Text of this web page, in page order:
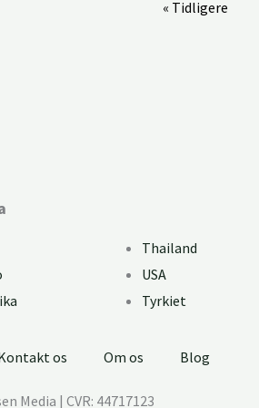
« Tidligere
Thailand
USA
Tyrkiet
os Om os Blog
Media | CVR: 44717123